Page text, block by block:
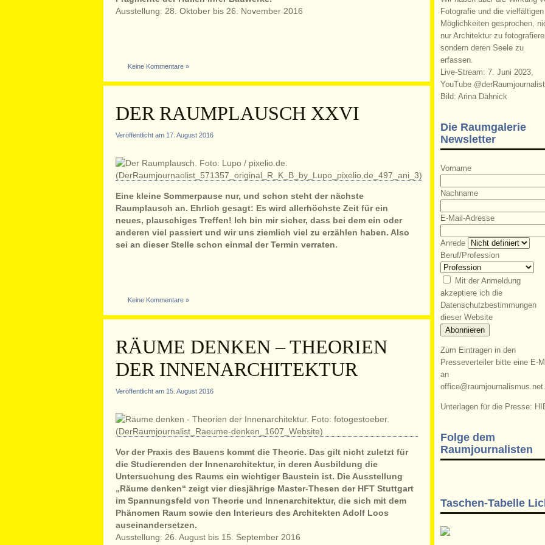
Ausstellung: 28. Oktober bis 26. November 2016
Keine Kommentare »
DER RAUMPLAUSCH XXVI
Veröffentlicht am 17. August 2016
Eine kleine Sommerpause nur, und schon steht der nächste
Raumplausch an. Ehrlich gesagt: Es wird allerhöchste Zeit für ein
neues, plauschiges Treffen! Ich bin mir sicher, dass bei dem ein oder
anderen viel passiert und wir uns ziemlich viel zu erzählen haben. Also
sei an dieser Stelle schon einmal der Termin verraten.
Keine Kommentare »
RÄUME DENKEN – THEORIEN
DER INNENARCHITEKTUR
Veröffentlicht am 15. August 2016
Vor der Praxis des Bauens kommt die Theorie. Das gilt nicht zuletzt für
die Studierenden der Innenarchitektur, in deren Ausbildung die
Untersuchung des Raums ein wichtiger Baustein ist. Die Ausstellung
„Räume denken“ zeigt vier diesjährige Master-Thesen der HFT Stuttgart
im Spannungsfeld von Theorie und Innenarchitektur, die sich mit dem
Phänomen Raum sowie den Interieurs des Architekten Adolf Loos
auseinandersetzen.
Ausstellung: 26. August bis 15. September 2016
Fotografie und die vielfältigen
Möglichkeiten gesprochen,
nur Architektur zu
sondern deren Seele zu
erfassen.
Live-Stream: 7. Juni 2023,
YouTube
Bild: Arina Dähnick
Die Raumgalerie
Newsletter
Vorname
Nachname
E-Mail-Adresse
Anrede
Beruf/Profession
Mit der Anmeldung
akzeptiere ich die
Datenschutzbestimmungen
dieser Website
Zum Eintragen in den
Presseverteiler bitte eine E-
an
office@raumjournalismus.net.
Unterlagen für die Presse:
Folge dem
Raumjournalisten
Taschen-Tabelle